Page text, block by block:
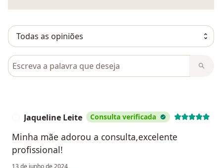
Pesquisar em opiniões
Jaqueline Leite Consulta verificada
Minha mãe adorou a consulta,excelente
profissional!
13 de junho de 2024